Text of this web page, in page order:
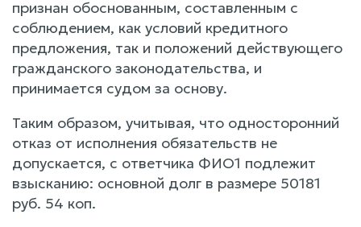
признан обоснованным, составленным с
соблюдением, как условий кредитного
предложения, так и положений действующего
гражданского законодательства, и
принимается судом за основу.
Таким образом, учитывая, что односторонний
отказ от исполнения обязательств не
допускается, с ответчика ФИО1 подлежит
взысканию: основной долг в размере 50181
руб. 54 коп.